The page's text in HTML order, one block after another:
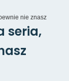
nie znasz
seria,